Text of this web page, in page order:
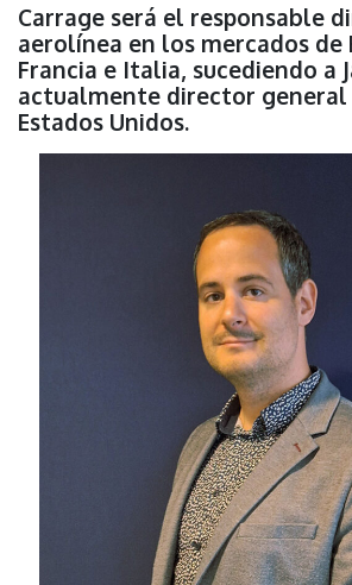
Carrage será el responsable
aerolínea en los mercados de
Francia e Italia, sucediendo a
actualmente director general
Estados Unidos.